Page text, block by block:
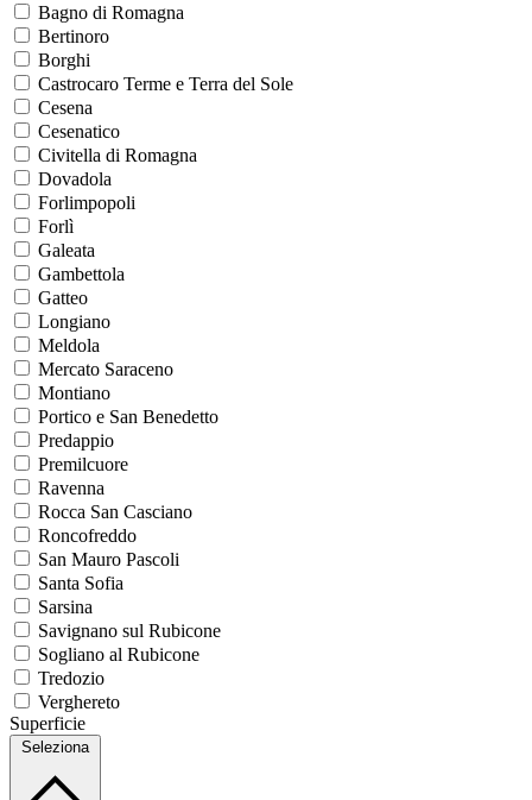
Bagno di Romagna
Bertinoro
Borghi
Castrocaro Terme e Terra del Sole
Cesena
Cesenatico
Civitella di Romagna
Dovadola
Forlimpopoli
Forlì
Galeata
Gambettola
Gatteo
Longiano
Meldola
Mercato Saraceno
Montiano
Portico e San Benedetto
Predappio
Premilcuore
Ravenna
Rocca San Casciano
Roncofreddo
San Mauro Pascoli
Santa Sofia
Sarsina
Savignano sul Rubicone
Sogliano al Rubicone
Tredozio
Verghereto
Superficie